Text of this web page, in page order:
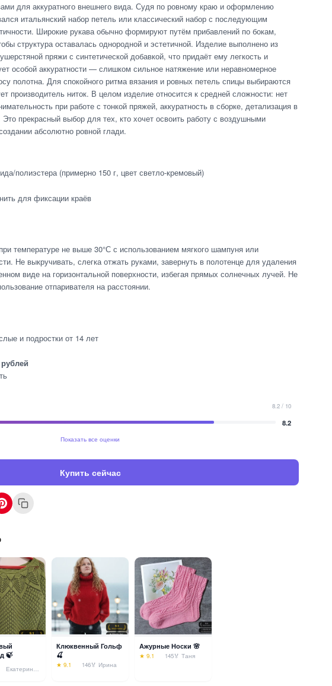
для аккуратного внешнего вида. Судя по ровному краю и оформлению
итальянский набор петель или классический набор с последующим
Широкие рукава обычно формируют путём прибавлений по бокам,
структура оставалась однородной и эстетичной. Изделие выполнено из
пряжи с синтетической добавкой, что придаёт ему легкость и
особой аккуратности — слишком сильное натяжение или неравномерное
полотна. Для спокойного ритма вязания и ровных петель спицы выбираются
производитель ниток. В целом изделие относится к средней сложности: нет
при работе с тонкой пряжей, аккуратность в сборке, детализация в
прекрасный выбор для тех, кто хочет освоить работу с воздушными
абсолютно ровной глади.
полиэстера (примерно 150 г, цвет светло-кремовый)
для фиксации краёв
температуре не выше 30°С с использованием мягкого шампуня или
Не выкручивать, слегка отжать руками, завернуть в полотенце для удаления
виде на горизонтальной поверхности, избегая прямых солнечных лучей. Не
отпаривателя на расстоянии.
и подростки от 14 лет
8.2 / 10
8.2
Показать все оценки
Купить сейчас
🍃
Клюквенный Гольф
🍒
★ 9.1 146🏅 Ирина
Ажурные Носки 🌸
★ 9.1 145🏅 Таня